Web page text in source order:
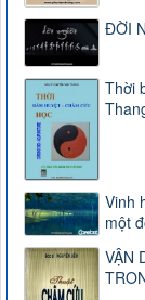
ĐỜI
Thời
Vinh
một
VẬN